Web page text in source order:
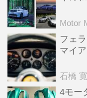
Motor
フェ
マイ
石橋 寛
4モー